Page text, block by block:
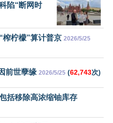
陷“断网时
榨柠檬”算计普京 2026/5/25
前世孽缘 2026/5/25 (62,743次)
括移除高浓缩铀库存